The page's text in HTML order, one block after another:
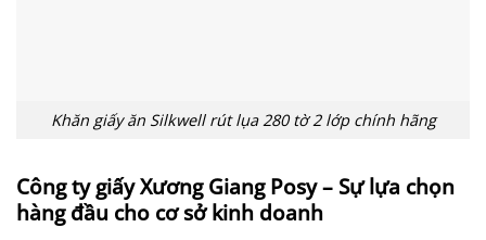
Khăn giấy ăn Silkwell rút lụa 280 tờ 2 lớp chính hãng
Công ty giấy Xương Giang Posy – Sự lựa chọn
hàng đầu cho cơ sở kinh doanh